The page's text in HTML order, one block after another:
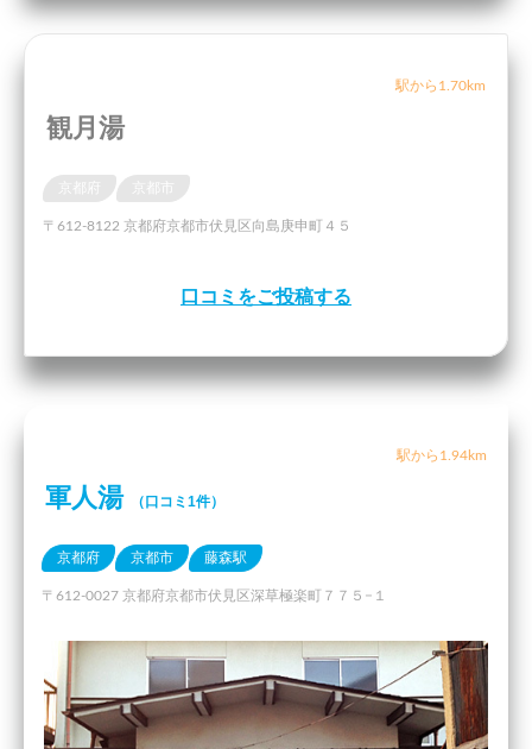
駅から1.70km
観月湯
京都府 京都市
〒612-8122 京都府京都市伏見区向島庚申町４５
口コミをご投稿する
駅から1.94km
軍人湯 （口コミ1件）
京都府 京都市 藤森駅
〒612-0027 京都府京都市伏見区深草極楽町７７５−１